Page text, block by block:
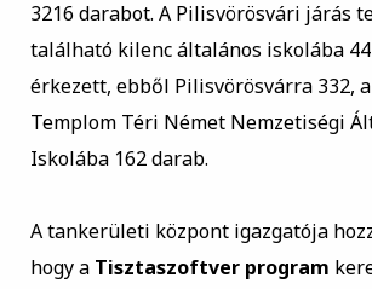
3216 darabot. A Pilisvörösvári járás
található kilenc általános iskolába
érkezett, ebből Pilisvörösvárra 332,
Templom Téri Német Nemzetiségi
Iskolába 162 darab.
A tankerületi központ igazgatója
hogy a Tisztaszoftver program